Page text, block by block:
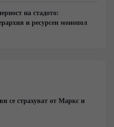
на стадото:
и ресурсен монопол
се страхуват от Маркс и